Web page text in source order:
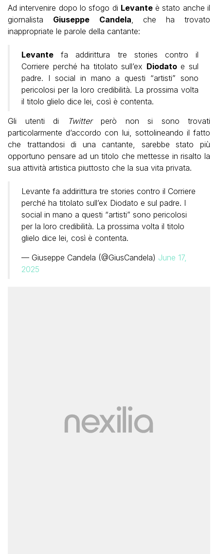
Ad intervenire dopo lo sfogo di Levanteè stato anche il
giornalista Giuseppe Candela , che ha trovato
inappropriate le parole della cantante:
Levante fa addirittura tre stories contro il
Corriere perché ha titolato sull’ex Diodatoe sul
padre. I social in mano a questi “artisti” sono
pericolosi per la loro credibilità. La prossima volta
il titolo glielo dice lei, così è contenta.
Gli utenti di
Twitterperò non si sono trovati
particolarmente d’accordo con lui, sottolineando il fatto
che trattandosi di una cantante, sarebbe stato più
opportuno pensare ad un titolo che mettesse in risalto la
sua attività artistica piuttosto che la sua vita privata.
Levante fa addirittura tre stories contro il Corriere
perché ha titolato sull’ex Diodato e sul padre. I
social in mano a questi “artisti” sono pericolosi
per la loro credibilità. La prossima volta il titolo
glielo dice lei, così è contenta.
— Giuseppe Candela (@GiusCandela) June 17,
2025